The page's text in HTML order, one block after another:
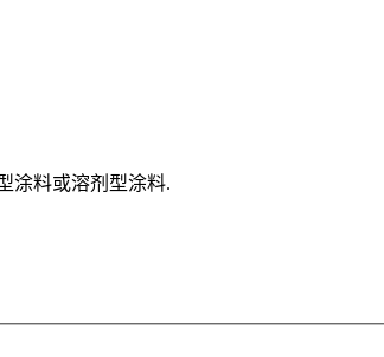
涂料或溶剂型涂料.